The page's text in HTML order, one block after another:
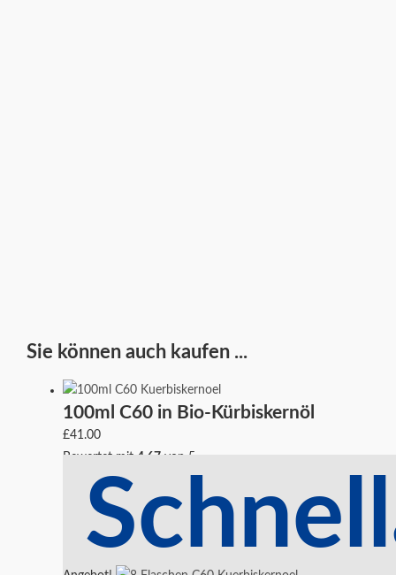
Sie können auch kaufen ...
100ml C60 in Bio-Kürbiskernöl
£41.00
Bewertet mit 4.67 von 5
Ursprünglicher
Preis
£328.00
Aktueller
Preis
£264.00.